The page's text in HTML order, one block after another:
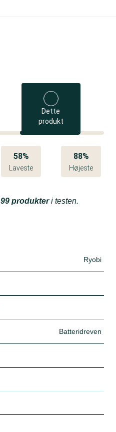
Dette
produkt
58%
Laveste
88%
Højeste
99 produkteri testen.
Ryobi
Batteridreven